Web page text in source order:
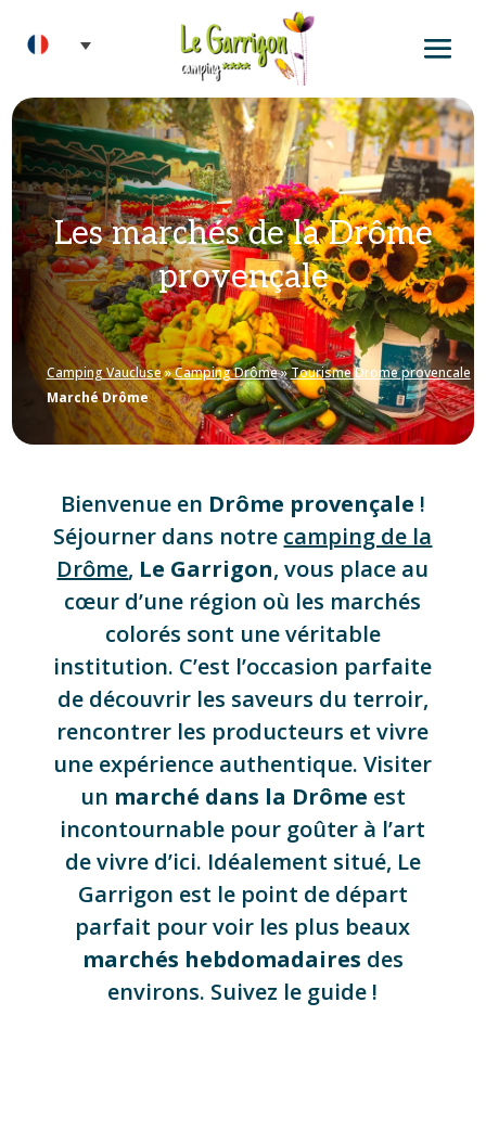
Les marchés de la Drôme
provençale
Camping Vaucluse»Camping Drôme»Tourisme Drome provencale
Marché Drôme
Bienvenue en Drôme provençale !
Séjourner dans notre camping de la
Drôme, Le Garrigon, vous place au
cœur d’une région où les marchés
colorés sont une véritable
institution. C’est l’occasion parfaite
de découvrir les saveurs du terroir,
rencontrer les producteurs et vivre
une expérience authentique. Visiter
un marché dans la Drôme est
incontournable pour goûter à l’art
de vivre d’ici. Idéalement situé, Le
Garrigon est le point de départ
parfait pour voir les plus beaux
marchés hebdomadaires des
environs. Suivez le guide !